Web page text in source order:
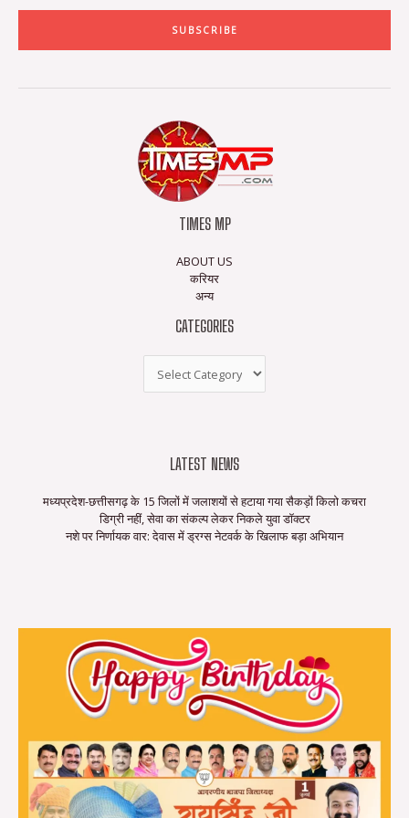
SUBSCRIBE
TIMES MP
ABOUT US
करियर
अन्य
CATEGORIES
LATEST NEWS
मध्यप्रदेश-छत्तीसगढ़ के 15 जिलों में जलाशयों से हटाया गया सैकड़ों किलो कचरा
डिग्री नहीं, सेवा का संकल्प लेकर निकले युवा डॉक्टर
नशे पर निर्णायक वार: देवास में ड्रग्स नेटवर्क के खिलाफ बड़ा अभियान